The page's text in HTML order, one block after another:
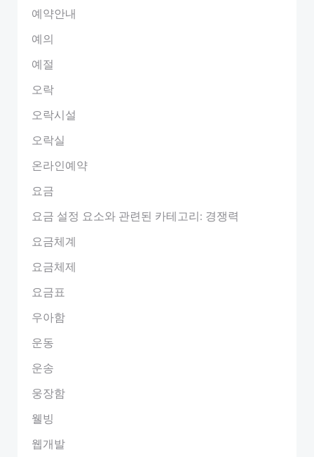
예약안내
예의
예절
오락
오락시설
오락실
온라인예약
요금
요금 설정 요소와 관련된 카테고리: 경쟁력
요금체계
요금체제
요금표
우아함
운동
운송
웅장함
웰빙
웹개발